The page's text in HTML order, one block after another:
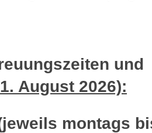
und
August 2026):
montags